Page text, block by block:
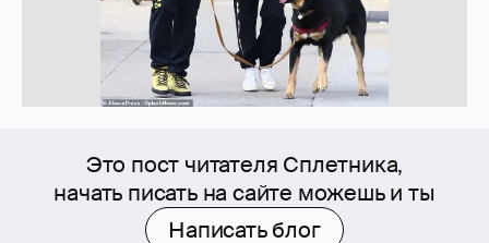
Это пост читателя Сплетника,
начать писать на сайте можешь и ты
Написать блог